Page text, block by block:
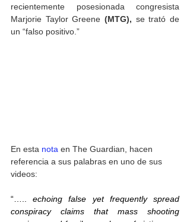
recientemente posesionada congresista
Marjorie Taylor Greene (MTG), se trató de
un “falso positivo.”
En esta nota en The Guardian, hacen
referencia a sus palabras en uno de sus
videos:
“….. echoing false yet frequently spread
conspiracy claims that mass shooting